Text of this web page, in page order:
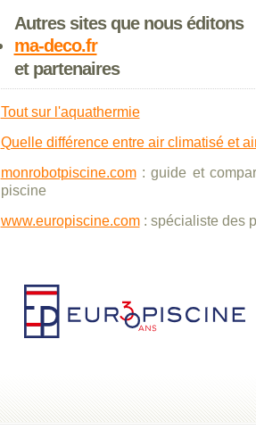
Autres sites que nous éditons
ma-deco.fr
et partenaires
Tout sur l'aquathermie
Quelle différence entre air climatisé et
monrobotpiscine.com: guide et
piscine
www.europiscine.com: spécialiste des